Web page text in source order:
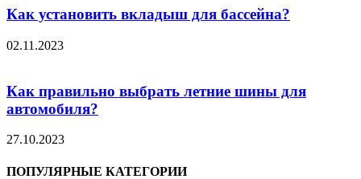
Как установить вкладыш для бассейна?
02.11.2023
Как правильно выбрать летние шины для
автомобиля?
27.10.2023
ПОПУЛЯРНЫЕ КАТЕГОРИИ